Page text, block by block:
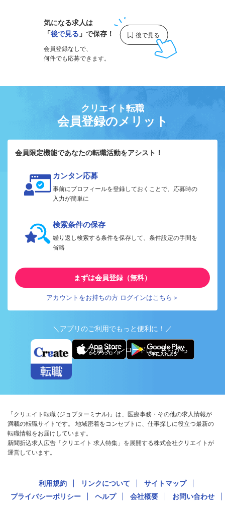
気になる求人は
「後で見る 」で保存！
会員登録なしで、
何件でも応募できます。
クリエイト転職
会員登録のメリット
会員限定機能であなたの転職活動をアシスト！
カンタン応募
事前にプロフィールを登録しておくことで、応募時の
入力が簡単に
検索条件の保存
繰り返し検索する条件を保存して、条件設定の手間を
省略
まずは会員登録（無料）
アカウントをお持ちの方 ログインはこちら＞
＼アプリのご利用でもっと便利に！／
アプリ版ダウンロードはこちらから
「クリエイト転職 (ジョブターミナル)」は、医療事務・その他の求人情報が
満載の転職サイトです。 地域密着をコンセプトに、仕事探しに役立つ最新の
転職情報をお届けしています。
新聞折込求人広告「クリエイト 求人特集」を展開する株式会社クリエイトが
運営しています。
利用規約 リンクについて
サイトマップ
プライバシーポリシー
ヘルプ 会社概要 お問い合わせ